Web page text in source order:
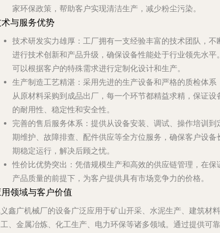
家环保政策，帮助客户实现清洁生产，减少粉尘污染。
与服务优势
技术研发实力雄厚 ：工厂拥有一支经验丰富的技术团队，不
进行技术创新和产品升级，确保设备性能处于行业领先水平
可以根据客户的特殊需求进行定制化设计和生产。
生产制造工艺精湛 ：采用先进的生产设备和严格的质检体系
从原材料采购到成品出厂，每一个环节都精益求精，保证设
的耐用性、稳定性和安全性。
完善的售后服务体系 ：提供从设备安装、调试、操作培训到
期维护、故障排查、配件供应等全方位服务，确保客户设备
期稳定运行，解决后顾之忧。
性价比优势突出 ：凭借规模生产和高效的供应链管理，在保
产品质量的前提下，为客户提供具有市场竞争力的价格。
领域与客户价值
鑫广机械厂的设备广泛应用于矿山开采、水泥生产、建筑材料
、金属冶炼、化工生产、电力环保等诸多领域。通过提供可靠